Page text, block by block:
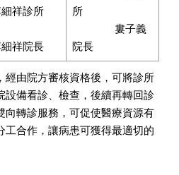
祥診所
祥院長
所
婁子義
院長
由院方審核資格後，可將診所
設備看診、檢查，後續再轉回診
向轉診服務，可促使醫療資源有
工合作，讓病患可獲得最適切的